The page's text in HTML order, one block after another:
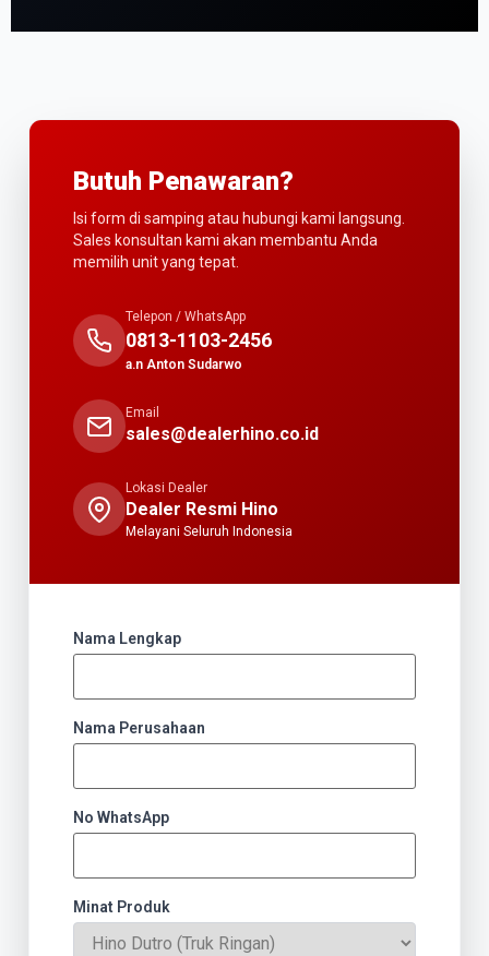
Butuh Penawaran?
Isi form di samping atau hubungi kami langsung.
Sales konsultan kami akan membantu Anda
memilih unit yang tepat.
Telepon / WhatsApp
0813-1103-2456
a.n Anton Sudarwo
Email
sales@dealerhino.co.id
Lokasi Dealer
Dealer Resmi Hino
Melayani Seluruh Indonesia
Nama Lengkap
Nama Perusahaan
No WhatsApp
Minat Produk